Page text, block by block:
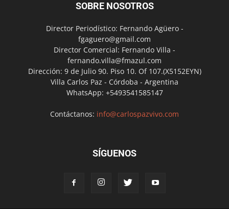
SOBRE NOSOTROS
Director Periodístico: Fernando Agüero -
fgaguero@gmail.com
Director Comercial: Fernando Villa -
fernando.villa@fmazul.com
Dirección: 9 de Julio 90. Piso 10. Of 107.(X5152EYN)
Villa Carlos Paz - Córdoba - Argentina
WhatsApp: +5493541585147
Contáctanos: info@carlospazvivo.com
SÍGUENOS